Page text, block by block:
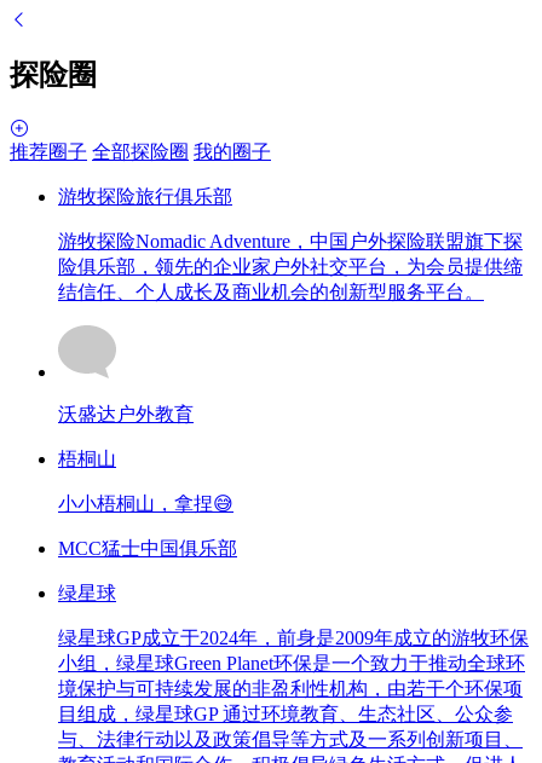
探险圈
推荐圈子 全部探险圈 我的圈子
游牧探险旅行俱乐部
游牧探险Nomadic Adventure，中国户外探险联盟旗下探
险俱乐部，领先的企业家户外社交平台，为会员提供缔
结信任、个人成长及商业机会的创新型服务平台。
沃盛达户外教育
梧桐山
小小梧桐山，拿捏😅
MCC猛士中国俱乐部
绿星球
绿星球GP成立于2024年，前身是2009年成立的游牧环保
小组，绿星球Green Planet环保是一个致力于推动全球环
境保护与可持续发展的非盈利性机构，由若干个环保项
目组成，绿星球GP 通过环境教育、生态社区、公众参
与、法律行动以及政策倡导等方式及一系列创新项目、